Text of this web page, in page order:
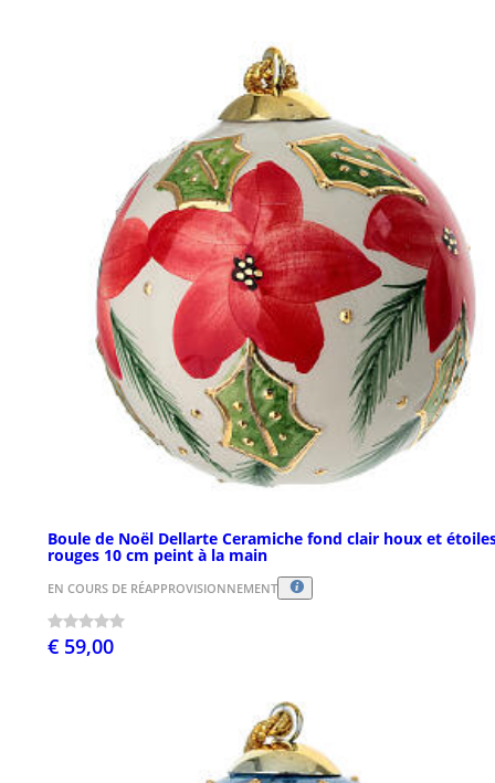
Boule de Noël Dellarte Ceramiche fond clair houx et
rouges 10 cm peint à la main
EN COURS DE RÉAPPROVISIONNEMENT
€ 59,00